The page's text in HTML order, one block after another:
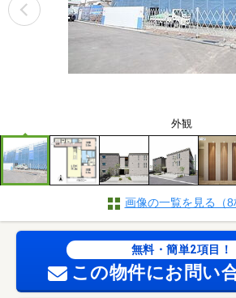
外観
画像の一覧を見る（8
無料・簡単2項目！
この物件にお問い